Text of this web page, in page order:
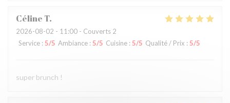
Céline T
2026-08-02 - 11:00 - Couverts 2
Service : 5/5 Ambiance : 5/5 Cuisine : 5/5 Qualité / Prix :5/5
super brunch !